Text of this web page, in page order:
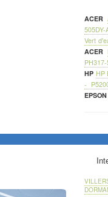
ACER
505DY-
Vert
ACER
HP HP
-
EPSON